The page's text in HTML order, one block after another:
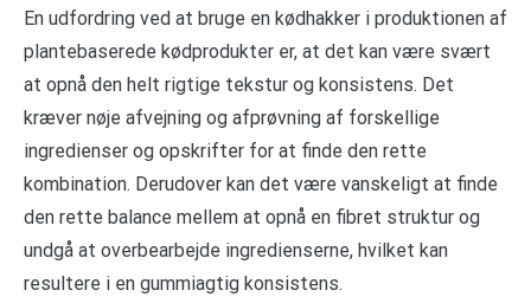
En udfordring ved at bruge en kødhakker i produktionen af
plantebaserede kødprodukter er, at det kan være svært
at opnå den helt rigtige tekstur og konsistens. Det
kræver nøje afvejning og afprøvning af forskellige
ingredienser og opskrifter for at finde den rette
kombination. Derudover kan det være vanskeligt at finde
den rette balance mellem at opnå en fibret struktur og
undgå at overbearbejde ingredienserne, hvilket kan
resultere i en gummiagtig konsistens.